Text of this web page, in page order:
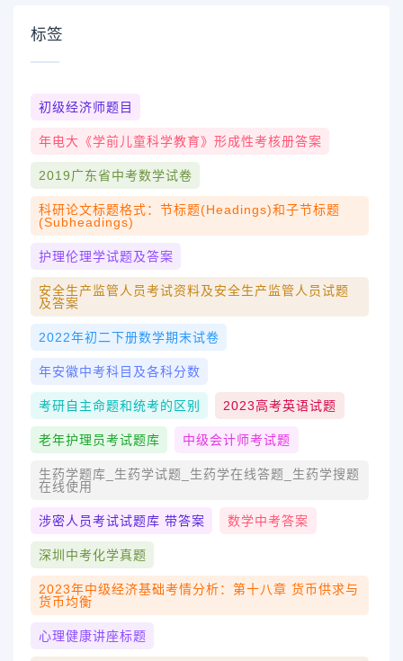
标签
初级经济师题目
年电大《学前儿童科学教育》形成性考核册答案
2019广东省中考数学试卷
科研论文标题格式：节标题(Headings)和子节标题
(Subheadings)
护理伦理学试题及答案
安全生产监管人员考试资料及安全生产监管人员试题
及答案
2022年初二下册数学期末试卷
年安徽中考科目及各科分数
考研自主命题和统考的区别 2023高考英语试题
老年护理员考试题库 中级会计师考试题
生药学题库_生药学试题_生药学在线答题_生药学搜题
在线使用
涉密人员考试试题库 带答案 数学中考答案
深圳中考化学真题
2023年中级经济基础考情分析：第十八章 货币供求与
货币均衡
心理健康讲座标题